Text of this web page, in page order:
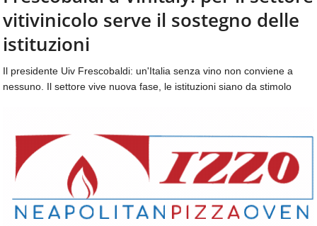
aggiornamenti
quotidiani
su
temi
come
ospitalità,
beverage,
catering
e
quotidiani
sul
CONTATTI
vitivinicolo serve il sostegno delle
istituzioni
Il presidente Uiv Frescobaldi: un'Italia senza vino non conviene a
nessuno. Il settore vive nuova fase, le istituzioni siano da stimolo